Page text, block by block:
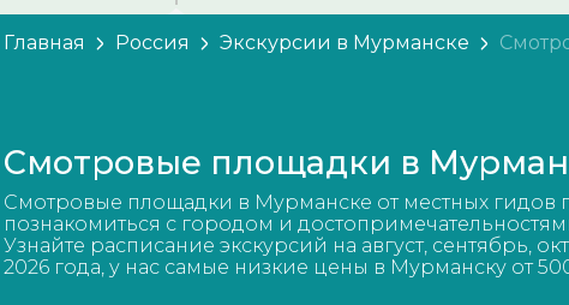
Москва
Россия
Россия
Калининград
Россия
28 экскурсий
Кисловодск
Россия
20 экскурсий
Посмотреть все города
Главная Россия Экскурсии в Мурманске
Cмотровые площадки в
Cмотровые площадки в Мурманске от местных гидов
познакомиться с городом и
Узнайте расписание экскурсий на август, сентябрь,
2026 года, у нас самые низкие цены в Мурманску от